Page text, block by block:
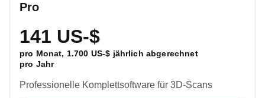
Pro
141 US-$
pro Monat, 1.700 US-$ jährlich abgerechnet
pro Jahr
Professionelle Komplettsoftware für 3D-Scans